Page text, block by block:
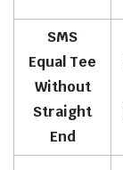
SMS
Equal Tee
Without
Straight
End